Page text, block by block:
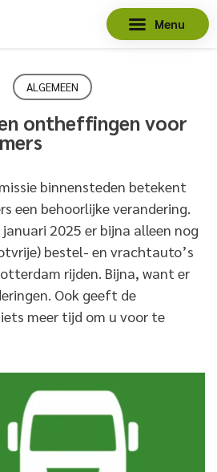
Menu
ALGEMEEN
ontheffingen voor
binnensteden betekent
een behoorlijke verandering.
2025 er bijna alleen nog
bestel- en vrachtauto’s
rijden. Bijna, want er
Ook geeft de
meer tijd om u voor te